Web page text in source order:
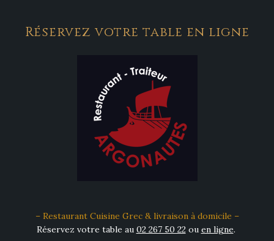
Réservez votre table en ligne
– Restaurant Cuisine Grec & livraison à domicile –
Réservez votre table au 02 267 50 22ou en ligne.